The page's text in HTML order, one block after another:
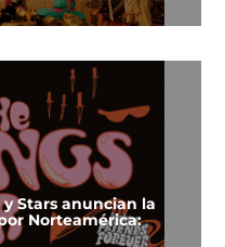
Stars anuncian la
Norteamérica: